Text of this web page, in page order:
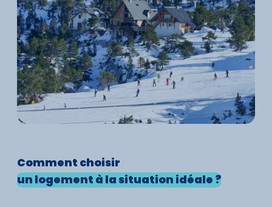
Comment choisir
un logement à la situation idéale ?